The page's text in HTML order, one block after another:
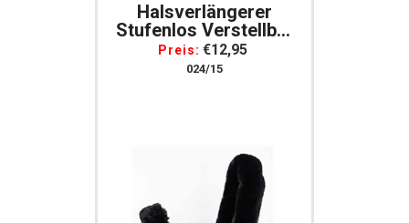
Halsverlängerer
Stufenlos Verstellbar
- Elastisch, Idealer
Hilfszügel
Preis: €12,95
024/15